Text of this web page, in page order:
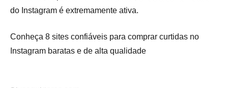
do Instagram é extremamente ativa.
Conheça 8 sites confiáveis para comprar curtidas no
Instagram baratas e de alta qualidade